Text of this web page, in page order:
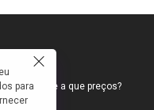
ingressos e a que preços?
para